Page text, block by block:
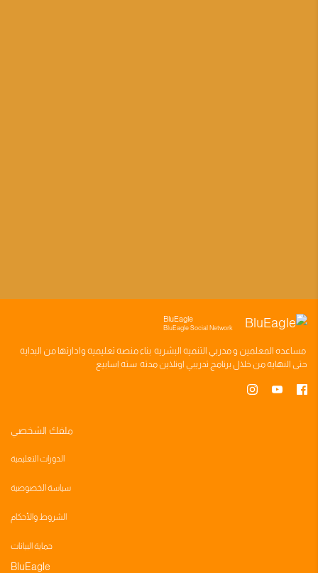
BluEagle
BluEagle Social Network
مساعده المعلمين ومدربي التنميه البشريه بناءمنصه تعليميه وادارتها من البدايه
حتى النهايه من خلال برنامج تدريبي اونلاين مدته سته اسابيع
ملفك الشخصي
الدورات التعليمية
سياسة الخصوصية
الشروط والأحكام
حماية البيانات
BluEagle